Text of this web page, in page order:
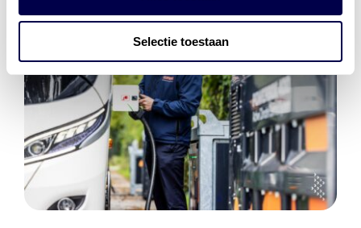
Selectie toestaan